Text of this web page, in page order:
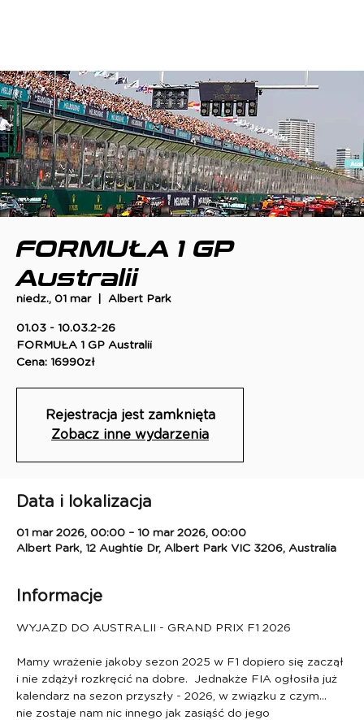
FORMUŁA 1 GP
Australii
niedz., 01 mar
  |
Albert Park
01.03 - 10.03.2-26
FORMUŁA 1 GP Australii
Cena: 16990zł
Rejestracja jest zamknięta
Zobacz inne wydarzenia
Data i lokalizacja
01 mar 2026, 00:00 – 10 mar 2026, 00:00
Albert Park, 12 Aughtie Dr, Albert Park VIC 3206, Australia
Informacje
WYJAZD DO AUSTRALII - GRAND PRIX F1 2026
Mamy wrażenie jakoby sezon 2025 w F1 dopiero się zaczął
i nie zdążył rozkręcić na dobre.  Jednakże FIA ogłosiła już
kalendarz na sezon przyszły - 2026, w związku z czym…
nie zostaje nam nic innego jak zasiąść do jego